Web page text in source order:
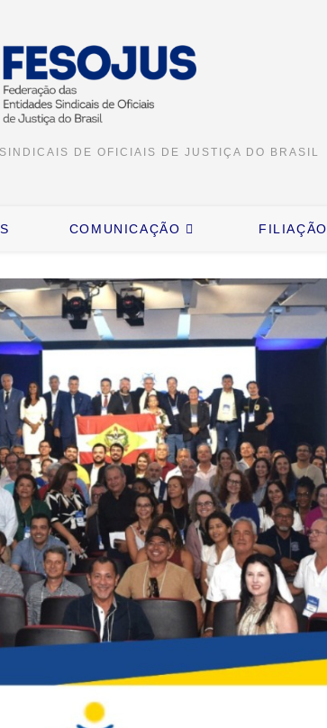
DE OFICIAIS DE JUSTIÇA DO BRASIL
COMUNICAÇÃO FILIAÇÃO